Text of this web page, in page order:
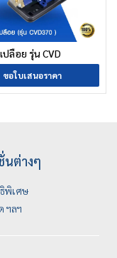
ลือย รุ่น CVD
ขอใบเสนอราคา
นต่างๆ
พิเศษ
ฯลฯ